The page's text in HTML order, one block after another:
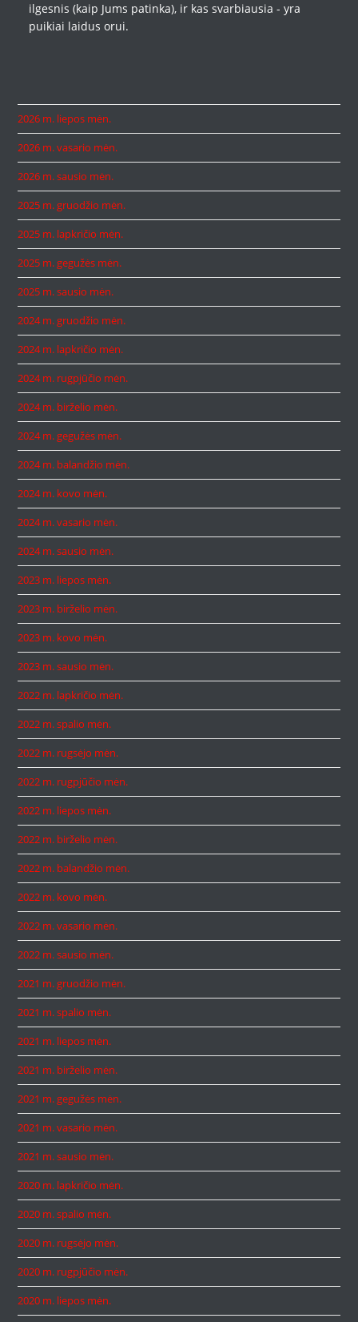
ilgesnis (kaip Jums patinka), ir kas svarbiausia - yra
puikiai laidus orui.
2026 m. liepos mėn.
2026 m. vasario mėn.
2026 m. sausio mėn.
2025 m. gruodžio mėn.
2025 m. lapkričio mėn.
2025 m. gegužės mėn.
2025 m. sausio mėn.
2024 m. gruodžio mėn.
2024 m. lapkričio mėn.
2024 m. rugpjūčio mėn.
2024 m. birželio mėn.
2024 m. gegužės mėn.
2024 m. balandžio mėn.
2024 m. kovo mėn.
2024 m. vasario mėn.
2024 m. sausio mėn.
2023 m. liepos mėn.
2023 m. birželio mėn.
2023 m. kovo mėn.
2023 m. sausio mėn.
2022 m. lapkričio mėn.
2022 m. spalio mėn.
2022 m. rugsėjo mėn.
2022 m. rugpjūčio mėn.
2022 m. liepos mėn.
2022 m. birželio mėn.
2022 m. balandžio mėn.
2022 m. kovo mėn.
2022 m. vasario mėn.
2022 m. sausio mėn.
2021 m. gruodžio mėn.
2021 m. spalio mėn.
2021 m. liepos mėn.
2021 m. birželio mėn.
2021 m. gegužės mėn.
2021 m. vasario mėn.
2021 m. sausio mėn.
2020 m. lapkričio mėn.
2020 m. spalio mėn.
2020 m. rugsėjo mėn.
2020 m. rugpjūčio mėn.
2020 m. liepos mėn.